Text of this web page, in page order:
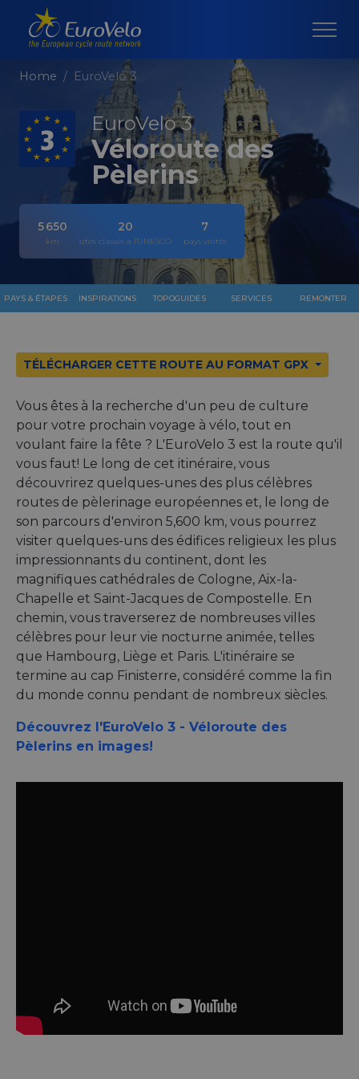
Home EuroVelo 3
EuroVelo 3
Véloroute des
Pèlerins
5 650
km
20
sites classés à l'UNESCO
7
pays visités
PAYS & ÉTAPES INSPIRATIONS TOPOGUIDES SERVICES REMONTER
TÉLÉCHARGER CETTE ROUTE AU FORMAT GPX
Vous êtes à la recherche d'un peu de culture
pour votre prochain voyage à vélo, tout en
voulant faire la fête ? L'EuroVelo 3 est la route qu'il
vous faut! Le long de cet itinéraire, vous
découvrirez quelques-unes des plus célèbres
routes de pèlerinage européennes et, le long de
son parcours d'environ 5,600 km, vous pourrez
visiter quelques-uns des édifices religieux les plus
impressionnants du continent, dont les
magnifiques cathédrales de Cologne, Aix-la-
Chapelle et Saint-Jacques de Compostelle. En
chemin, vous traverserez de nombreuses villes
célèbres pour leur vie nocturne animée, telles
que Hambourg, Liège et Paris. L'itinéraire se
termine au cap Finisterre, considéré comme la fin
du monde connu pendant de nombreux siècles.
Découvrez l'EuroVelo 3 - Véloroute des
Pèlerins en images!